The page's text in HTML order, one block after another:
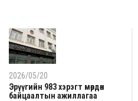
2026/05/20
Эрүүгийн 983 хэрэгт мөрдөн
байцаалтын ажиллагаа